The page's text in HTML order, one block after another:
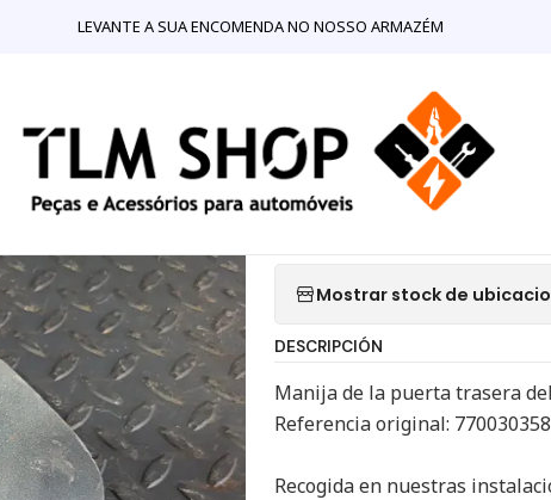
LEVANTE A SUA ENCOMENDA NO NOSSO ARMAZÉM
Fechaduras e Puxadores Manija de puerta trasera Renault
Manija de
Kangoo
Mostrar stock de
DESCRIPCIÓN
Manija de la puerta trasera
Referencia original:
Recogida en nuestras